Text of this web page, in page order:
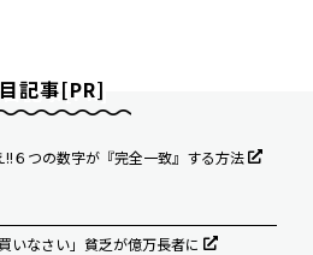
記事[PR]
６つの数字が『完全一致』する方法
いなさい」貧乏が億万長者に